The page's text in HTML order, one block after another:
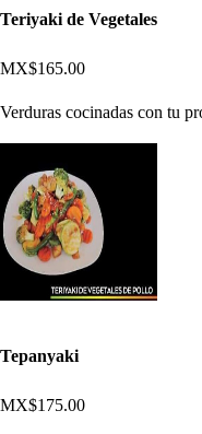
Teriyaki de Vegetales
MX$165.00
Verduras cocinadas con tu
Tepanyaki
MX$175.00